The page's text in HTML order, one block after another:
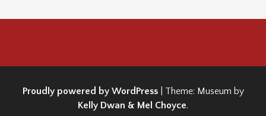
Proudly powered by WordPress
Theme: Museum by
Kelly Dwan & Mel Choyce.